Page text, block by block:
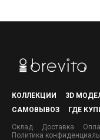
КОЛЛЕКЦИИ 3D
САМОВЫВОЗ
ГДЕ
Склад Доставка
Политика